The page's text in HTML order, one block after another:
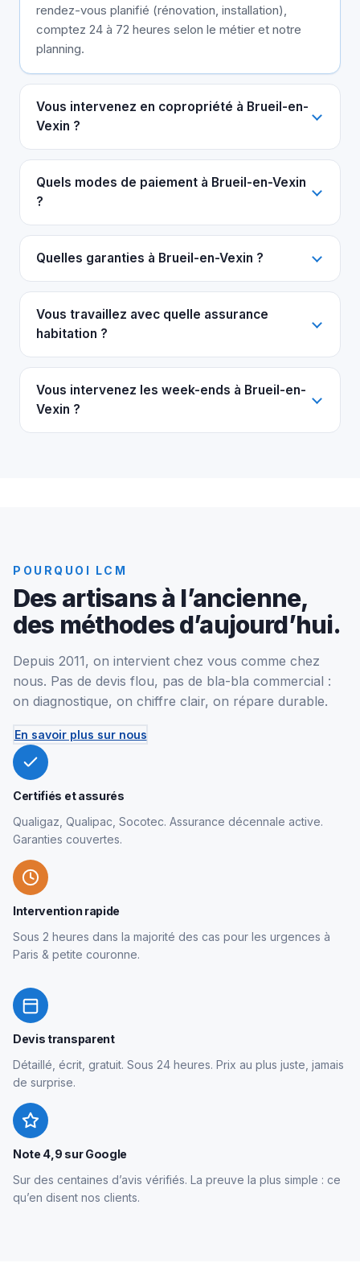
rendez-vous planifié (rénovation, installation),
comptez 24 à 72 heures selon le métier et notre
planning.
Vous intervenez en copropriété à Brueil-en-
Vexin ?
Quels modes de paiement à Brueil-en-Vexin
?
Quelles garanties à Brueil-en-Vexin ?
Vous travaillez avec quelle assurance
habitation ?
Vous intervenez les week-ends à Brueil-en-
Vexin ?
POURQUOI LCM
Des artisans à l’ancienne,
des méthodes d’aujourd’hui.
Depuis 2011, on intervient chez vous comme chez
nous. Pas de devis flou, pas de bla-bla commercial :
on diagnostique, on chiffre clair, on répare durable.
En savoir plus sur nous
Certifiés et assurés
Qualigaz, Qualipac, Socotec. Assurance décennale active.
Garanties couvertes.
Intervention rapide
Sous 2 heures dans la majorité des cas pour les urgences à
Paris & petite couronne.
Devis transparent
Détaillé, écrit, gratuit. Sous 24 heures. Prix au plus juste, jamais
de surprise.
Note 4,9 sur Google
Sur des centaines d’avis vérifiés. La preuve la plus simple : ce
qu’en disent nos clients.